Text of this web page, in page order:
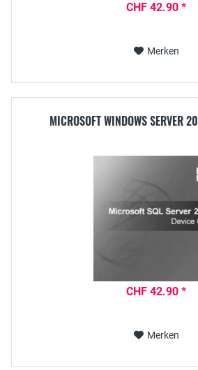
CHF 42.90 *
Merken
MICROSOFT WINDOWS SERVER
CHF 42.90 *
Merken